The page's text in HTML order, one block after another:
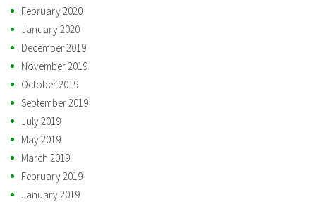
February 2020
January 2020
December 2019
November 2019
October 2019
September 2019
July 2019
May 2019
March 2019
February 2019
January 2019